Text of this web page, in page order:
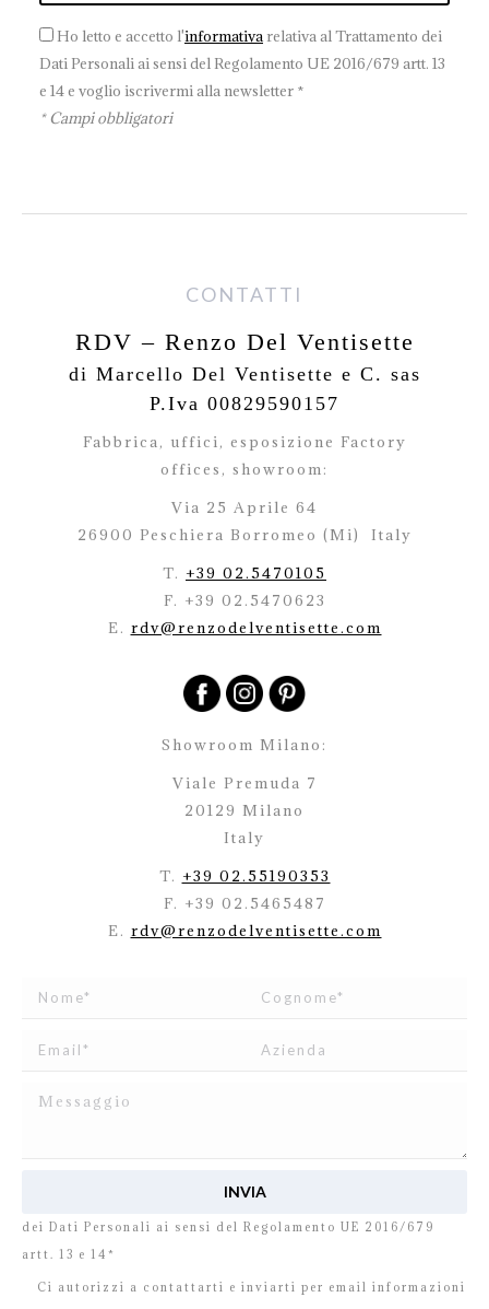
Ho letto e accetto l'informativa relativa al Trattamento dei
Dati Personali ai sensi del Regolamento UE 2016/679 artt. 13
e 14 e voglio iscrivermi alla newsletter *
* Campi obbligatori
CONTATTI
RDV – Renzo Del Ventisette
di Marcello Del Ventisette e C. sas
P.Iva 00829590157
Fabbrica, uffici, esposizione Factory
offices, showroom:
Via 25 Aprile 64
26900 Peschiera Borromeo (Mi)
Italy
T. +39 02.5470105
F. +39 02.5470623
E. rdv@renzodelventisette.com
Showroom Milano:
Viale Premuda 7
20129 Milano
Italy
T. +39 02.55190353
F. +39 02.5465487
E. rdv@renzodelventisette.com
dei Dati Personali ai sensi del Regolamento UE 2016/679
artt. 13 e 14*
Ci autorizzi a contattarti e inviarti per email informazioni